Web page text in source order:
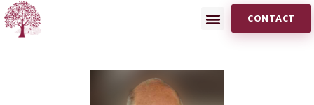
CONTACT